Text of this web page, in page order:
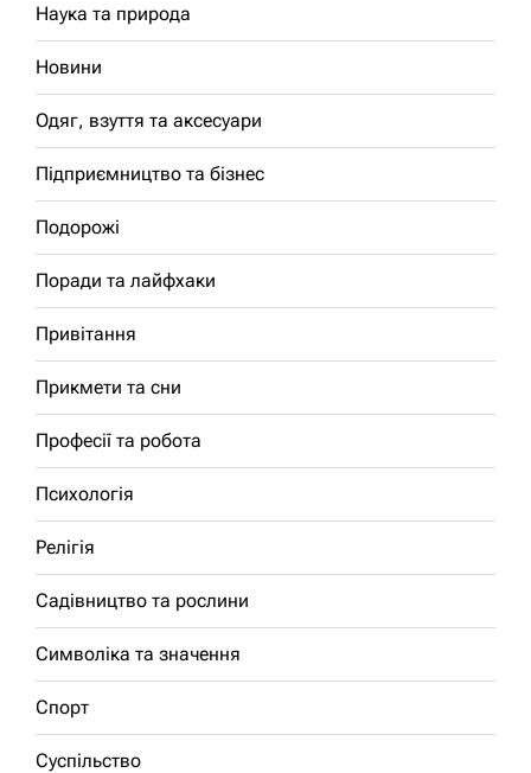
Наука та природа
Новини
Одяг, взуття та аксесуари
Підприємництво та бізнес
Подорожі
Поради та лайфхаки
Привітання
Прикмети та сни
Професії та робота
Психологія
Релігія
Садівництво та рослини
Символіка та значення
Спорт
Суспільство